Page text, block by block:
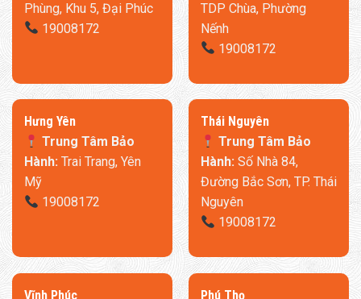
Phùng, Khu 5, Đại Phúc
19008172
TDP Chùa, Phường
Nếnh
19008172
​Hưng Yên
Trung Tâm Bảo
Hành:Trai Trang, Yên
Mỹ
19008172
Thái Nguyên
Trung Tâm Bảo
Hành:Số Nhà 84,
Đường Bắc Sơn, TP. Thái
Nguyên
19008172